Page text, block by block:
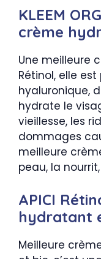
KLEEM
crème
Une meilleure
Rétinol, elle
hyaluronique,
hydrate le
vieillesse, les
dommages
meilleure
peau, la
APICI
hydratant
Meilleure